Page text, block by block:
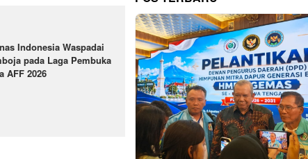
Indonesia Waspadai
pada Laga Pembuka
AFF 2026